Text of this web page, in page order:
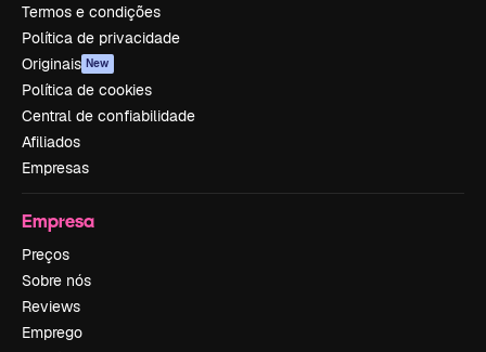
Termos e condições
Política de privacidade
Originais New
Política de cookies
Central de confiabilidade
Afiliados
Empresas
Empresa
Preços
Sobre nós
Reviews
Emprego